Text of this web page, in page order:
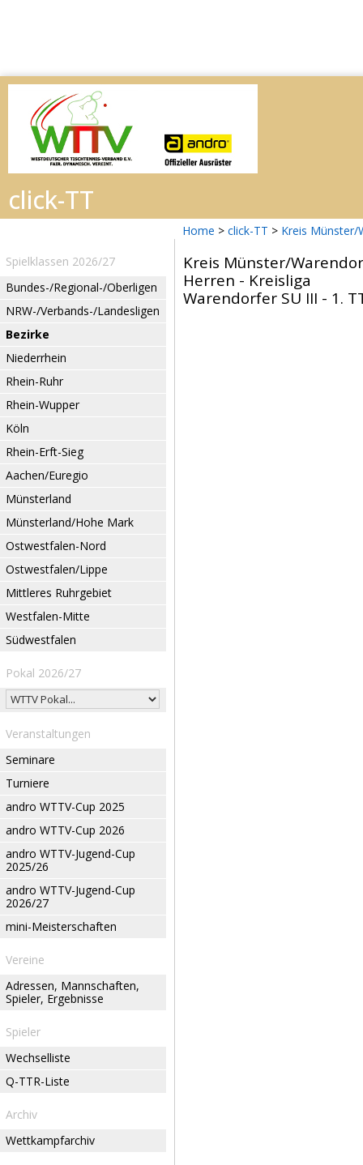
Home > click-TT > Kreis
Spielklassen 2026/27
Bundes-/Regional-/Oberligen
NRW-/Verbands-/Landesligen
Bezirke
Niederrhein
Rhein-Ruhr
Rhein-Wupper
Köln
Rhein-Erft-Sieg
Aachen/Euregio
Münsterland
Münsterland/Hohe Mark
Ostwestfalen-Nord
Ostwestfalen/Lippe
Mittleres Ruhrgebiet
Westfalen-Mitte
Südwestfalen
Pokal 2026/27
Veranstaltungen
Seminare
Turniere
andro WTTV-Cup 2025
andro WTTV-Cup 2026
andro WTTV-Jugend-Cup
2025/26
andro WTTV-Jugend-Cup
2026/27
mini-Meisterschaften
Vereine
Adressen, Mannschaften,
Spieler, Ergebnisse
Spieler
Wechselliste
Q-TTR-Liste
Archiv
Wettkampfarchiv
Kreis Münster/
Herren - Kreisliga
Warendorfer SU III - 1.